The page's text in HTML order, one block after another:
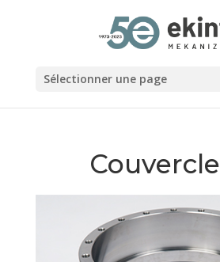
Sélectionner une page
Couvercle